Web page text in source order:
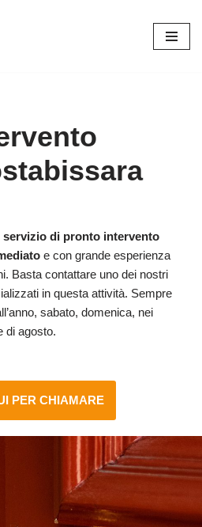
servizio di pronto intervento
e con grande esperienza
Basta contattare uno dei nostri
in questa attività. Sempre
sabato, domenica, nei
di agosto.
PER CHIAMARE